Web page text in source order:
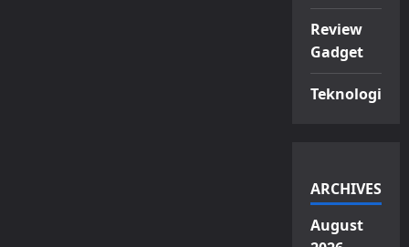
Review
Gadget
Teknologi
ARCHIVES
August